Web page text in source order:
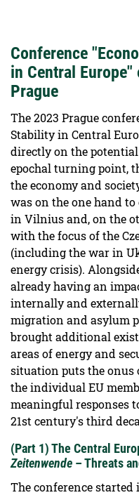
Conference
in Central
Prague
The 2023 Prague
Stability in Central
directly on the potential
epochal turning point,
the economy and
was on the one hand
in Vilnius and, on the
with the focus of the
(including the war in
energy crisis).
already having an
internally and
migration and asylum
brought additional
areas of energy and
situation puts the onus
the individual EU
meaningful responses
21st century's third
(Part 1) The Central
Zeitenwende – Threats
The conference